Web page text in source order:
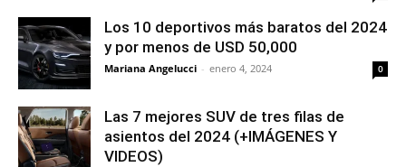
Los 10 deportivos más baratos del 2024
y por menos de USD 50,000
Mariana Angelucci - enero 4, 2024 0
Las 7 mejores SUV de tres filas de
asientos del 2024 (+IMÁGENES Y
VIDEOS)